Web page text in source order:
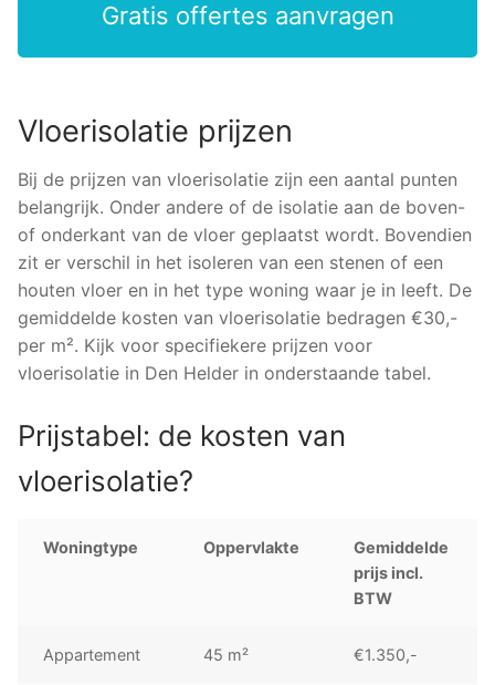
Gratis offertes aanvragen
Vloerisolatie prijzen
Bij de prijzen van vloerisolatie zijn een aantal punten
belangrijk. Onder andere of de isolatie aan de boven-
of onderkant van de vloer geplaatst wordt. Bovendien
zit er verschil in het isoleren van een stenen of een
houten vloer en in het type woning waar je in leeft. De
gemiddelde kosten van vloerisolatie bedragen €30,-
per m². Kijk voor specifiekere prijzen voor
vloerisolatie in Den Helder in onderstaande tabel.
Prijstabel: de kosten van
vloerisolatie?
Woningtype Oppervlakte
Gemiddelde
prijs incl.
BTW
Appartement 45 m² €1.350,-